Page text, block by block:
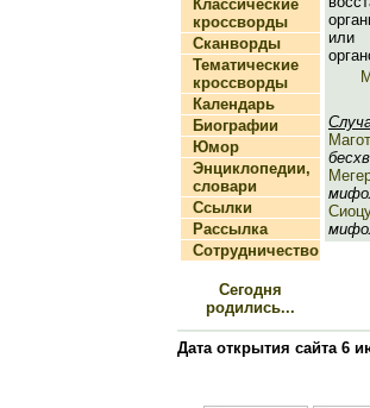
Классические
кроссворды
Сканворды
Тематические
кроссворды
Календарь
Биографии
Юмор
Энциклопедии,
словари
Ссылки
Рассылка
Сотрудничество
Сегодня
родились...
Магот
Дата открытия сайта 6